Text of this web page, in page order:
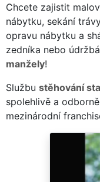
Chcete zajistit
nábytku, sekání
opravu nábytku a
zedníka nebo
manžely!
Službu stěhování
spolehlivě a
mezinárodní